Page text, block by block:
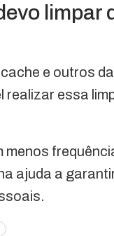
limpar
e outros
realizar essa
ajuda a